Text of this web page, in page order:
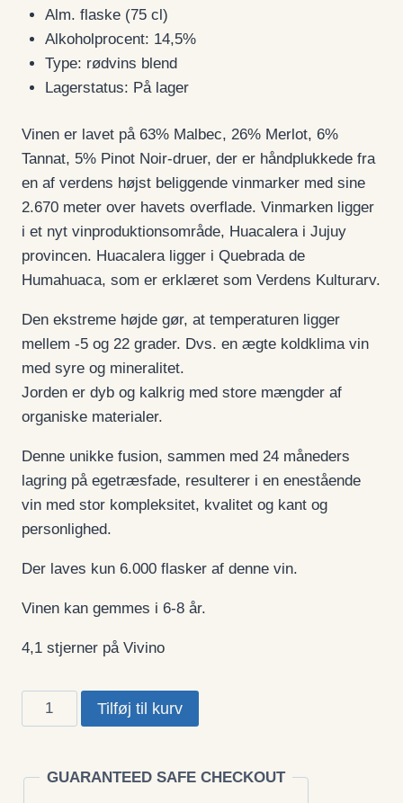
Alm. flaske (75 cl)
Alkoholprocent: 14,5%
Type: rødvins blend
Lagerstatus: På lager
Vinen er lavet på 63% Malbec, 26% Merlot, 6%
Tannat, 5% Pinot Noir-druer, der er håndplukkede fra
en af verdens højst beliggende vinmarker med sine
2.670 meter over havets overflade. Vinmarken ligger
i et nyt vinproduktionsområde, Huacalera i Jujuy
provincen. Huacalera ligger i Quebrada de
Humahuaca, som er erklæret som Verdens Kulturarv.
Den ekstreme højde gør, at temperaturen ligger
mellem -5 og 22 grader. Dvs. en ægte koldklima vin
med syre og mineralitet.
Jorden er dyb og kalkrig med store mængder af
organiske materialer.
Denne unikke fusion, sammen med 24 måneders
lagring på egetræsfade, resulterer i en enestående
vin med stor kompleksitet, kvalitet og kant og
personlighed.
Der laves kun 6.000 flasker af denne vin.
Vinen kan gemmes i 6-8 år.
4,1 stjerner på Vivino
Tukma,
Altura
Blend
Tilføj til kurv
GUARANTEED SAFE CHECKOUT